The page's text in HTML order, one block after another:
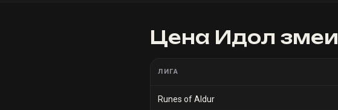
Цена Идол змеи
ЛИГА
Runes of Aldur